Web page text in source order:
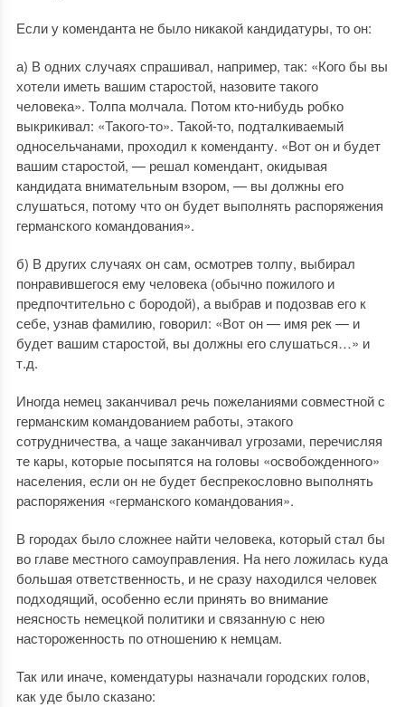
Если у коменданта не было никакой кандидатуры, то он:
а) В одних случаях спрашивал, например, так: «Кого бы вы
хотели иметь вашим старостой, назовите такого
человека». Толпа молчала. Потом кто-нибудь робко
выкрикивал: «Такого-то». Такой-то, подталкиваемый
односельчанами, проходил к коменданту. «Вот он и будет
вашим старостой, — решал комендант, окидывая
кандидата внимательным взором, — вы должны его
слушаться, потому что он будет выполнять распоряжения
германского командования».
б) В других случаях он сам, осмотрев толпу, выбирал
понравившегося ему человека (обычно пожилого и
предпочтительно с бородой), а выбрав и подозвав его к
себе, узнав фамилию, говорил: «Вот он — имя рек — и
будет вашим старостой, вы должны его слушаться…» и
т.д.
Иногда немец заканчивал речь пожеланиями совместной с
германским командованием работы, этакого
сотрудничества, а чаще заканчивал угрозами, перечисляя
те кары, которые посыпятся на головы «освобожденного»
населения, если он не будет беспрекословно выполнять
распоряжения «германского командования».
В городах было сложнее найти человека, который стал бы
во главе местного самоуправления. На него ложилась куда
большая ответственность, и не сразу находился человек
подходящий, особенно если принять во внимание
неясность немецкой политики и связанную с нею
настороженность по отношению к немцам.
Так или иначе, комендатуры назначали городских голов,
как уде было сказано: